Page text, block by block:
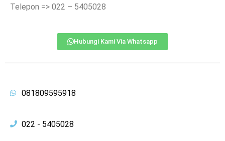
Telepon => 022 – 5405028
Hubungi Kami Via Whatsapp
081809595918
022 - 5405028